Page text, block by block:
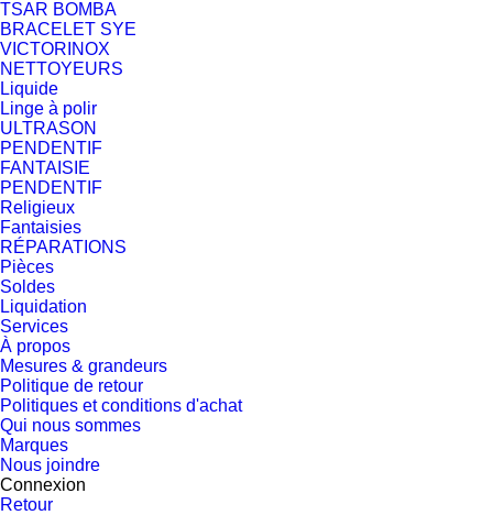
TSAR BOMBA
BRACELET SYE
VICTORINOX
NETTOYEURS
Liquide
Linge à polir
ULTRASON
PENDENTIF
FANTAISIE
PENDENTIF
Religieux
Fantaisies
RÉPARATIONS
Pièces
Soldes
Liquidation
Services
À propos
Mesures & grandeurs
Politique de retour
Politiques et conditions d'achat
Qui nous sommes
Marques
Nous joindre
Connexion
Retour